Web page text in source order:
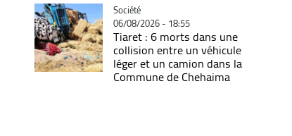
Catégorie
Société
06/08/2026 - 18:55
Tiaret : 6 morts dans une
collision entre un véhicule
léger et un camion dans la
Commune de Chehaima